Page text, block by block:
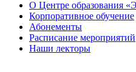
О Центре образования
Корпоративное обучение
Абонементы
Расписание мероприятий
Наши лекторы